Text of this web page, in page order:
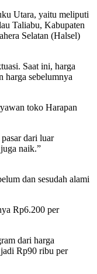
Utara, yaitu meliputi
Taliabu, Kabupaten
Selatan (Halsel)
Saat ini, harga
harga sebelumnya
toko Harapan
dari luar
naik.”
dan sesudah alami
Rp6.200 per
dari harga
Rp90 ribu per